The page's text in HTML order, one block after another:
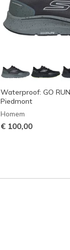
Waterproof: GO
Piedmont
Homem
€ 100,00